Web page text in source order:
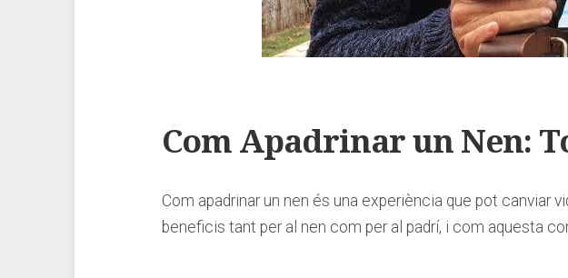
Com Apadrinar un Nen:
Com apadrinar un nen és una experiència que pot canviar
beneficis tant per al nen com per al padrí, i com aquesta